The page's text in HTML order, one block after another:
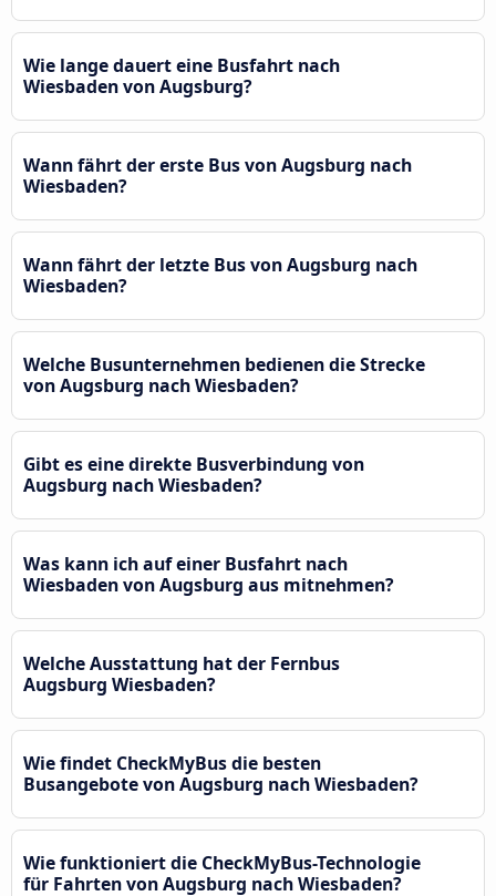
Wie lange dauert eine Busfahrt nach
Wiesbaden von Augsburg?
Wann fährt der erste Bus von Augsburg nach
Wiesbaden?
Wann fährt der letzte Bus von Augsburg nach
Wiesbaden?
Welche Busunternehmen bedienen die Strecke
von Augsburg nach Wiesbaden?
Gibt es eine direkte Busverbindung von
Augsburg nach Wiesbaden?
Was kann ich auf einer Busfahrt nach
Wiesbaden von Augsburg aus mitnehmen?
Welche Ausstattung hat der Fernbus
Augsburg Wiesbaden?
Wie findet CheckMyBus die besten
Busangebote von Augsburg nach Wiesbaden?
Wie funktioniert die CheckMyBus-Technologie
für Fahrten von Augsburg nach Wiesbaden?